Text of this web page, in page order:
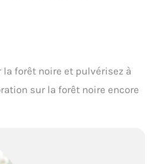
la forêt noire et pulvérisez à
sur la forêt noire encore